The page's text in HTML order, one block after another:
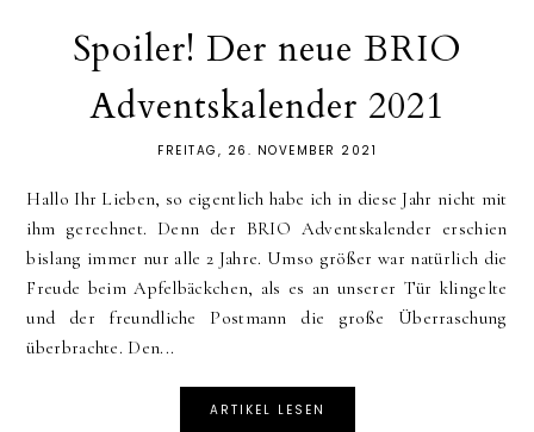
Spoiler! Der neue BRIO
Adventskalender 2021
FREITAG, 26. NOVEMBER 2021
Hallo Ihr Lieben, so eigentlich habe ich in diese Jahr nicht mit
ihm gerechnet. Denn der BRIO Adventskalender erschien
bislang immer nur alle 2 Jahre. Umso größer war natürlich die
Freude beim Apfelbäckchen, als es an unserer Tür klingelte
und der freundliche Postmann die große Überraschung
überbrachte. Den...
ARTIKEL LESEN